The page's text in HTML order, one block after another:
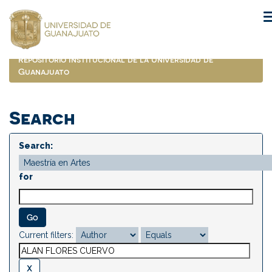
navigation
Repositorio Institucional de la Universidad de
Guanajuato
Search
Search:
for
Current filters: